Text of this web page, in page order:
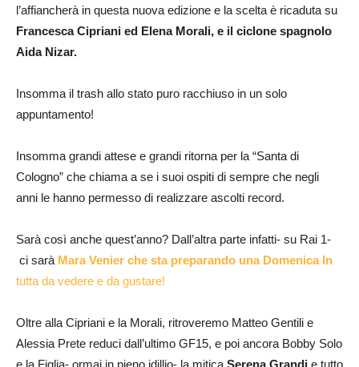
l’affiancherà in questa nuova edizione e la scelta è ricaduta su
Francesca Cipriani ed Elena Morali, e il ciclone spagnolo
Aida Nizar.
Insomma il trash allo stato puro racchiuso in un solo
appuntamento!
Insomma grandi attese e grandi ritorna per la “Santa di
Cologno” che chiama a se i suoi ospiti di sempre che negli
anni le hanno permesso di realizzare ascolti record.
Sarà così anche quest’anno? Dall’altra parte infatti- su Rai 1-
ci sarà Mara Venier che sta preparando una Domenica In
tutta da vedere e da gustare!
Oltre alla Cipriani e la Morali, ritroveremo Matteo Gentili e
Alessia Prete reduci dall’ultimo GF15, e poi ancora Bobby Solo
e la Figlia- ormai in pieno idillio- la mitica Serena Grandi e tutto